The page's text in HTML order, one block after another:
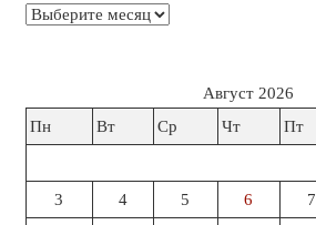
Архивы
Август 2026
Пн
Вт Ср Чт Пт
3 4 5 6 7